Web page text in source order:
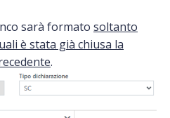
sarà formato soltanto
è stata già chiusa la
.